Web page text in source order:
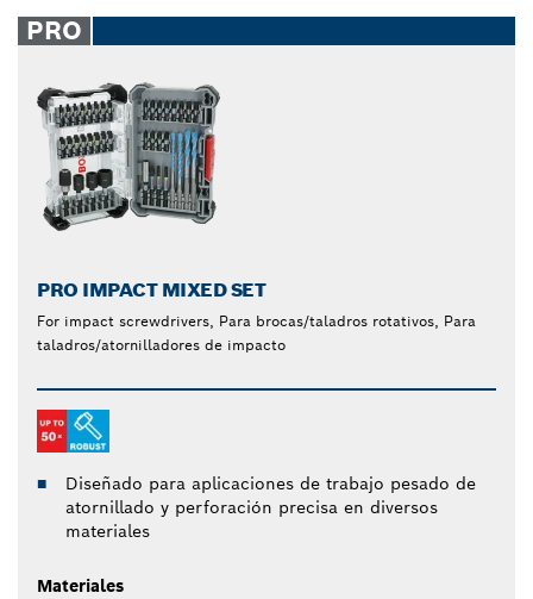
PRO
PRO IMPACT MIXED SET
For impact screwdrivers, Para brocas/taladros rotativos, Para
taladros/atornilladores de impacto
Diseñado para aplicaciones de trabajo pesado de
atornillado y perforación precisa en diversos
materiales
Materiales